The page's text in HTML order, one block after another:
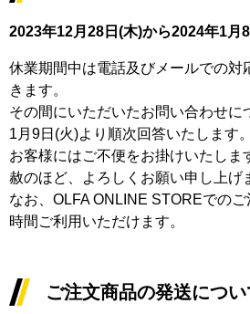
2023年12月28日(木)から2024年1月
休業期間中は電話及びメールでの対
きます。
その間にいただいたお問い合わせに
1月9日(火)より順次回答いたします。
お客様にはご不便をお掛けいたしま
赦のほど、よろしくお願い申し上げ
なお、OLFA ONLINE STOREでの
時間ご利用いただけます。
ご注文商品の発送につい